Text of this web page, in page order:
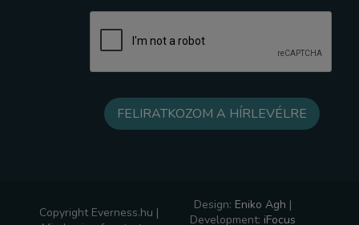
Copyright Everness.hu |
Design: Eniko Agh |
Development: iFocus